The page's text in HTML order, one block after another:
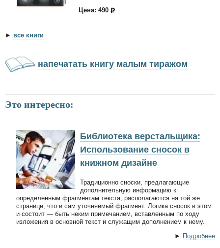
Цена: 490
► все книги
напечатать книгу малым тиражом
Это интересно:
Библиотека верстальщика:
Использование сносок в
книжном дизайне
Традиционно сноски, предлагающие
дополнительную информацию к
определенным фрагментам текста, располагаются на той же
странице, что и сам уточняемый фрагмент. Логика сносок в этом
и состоит — быть неким примечанием, вставленным по ходу
изложения в основной текст и служащим дополнением к нему.
► Подробнее